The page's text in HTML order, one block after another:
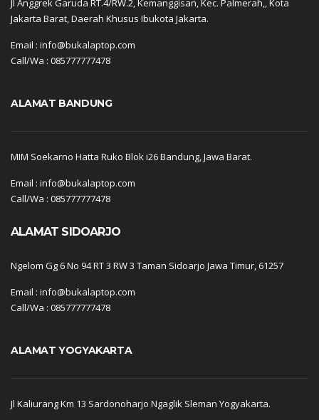
Jl Anggrek Garuda RT.4/RW.2, Kemanggisan, Kec. Palmerah,, Kota
Jakarta Barat, Daerah Khusus Ibukota Jakarta.
Email : info@bukalaptop.com
Call/Wa : 085777777478
ALAMAT BANDUNG
MIM Soekarno Hatta Ruko Blok i26 Bandung, Jawa Barat.
Email : info@bukalaptop.com
Call/Wa : 085777777478
ALAMAT SIDOARJO
Ngelom Gg 6 No 94 RT 3 RW 3 Taman Sidoarjo Jawa Timur, 61257
Email : info@bukalaptop.com
Call/Wa : 085777777478
ALAMAT YOGYAKARTA
Jl Kaliurang Km 13 Sardonoharjo Ngaglik Sleman Yogyakarta.